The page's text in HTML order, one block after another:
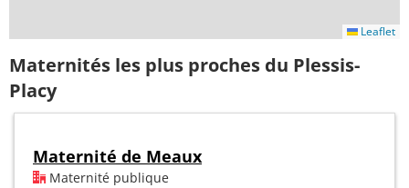
Leaflet
Maternités les plus proches du Plessis-
Placy
Maternité de Meaux
Maternité publique